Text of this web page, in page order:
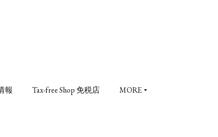
報 Tax-free Shop 免税店 MORE